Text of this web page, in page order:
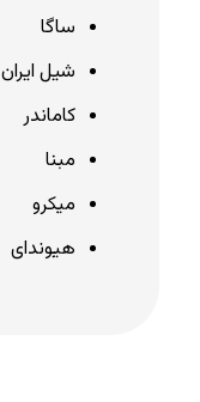
ساگا
شیل ایران
کاماندر
مبنا
میکرو
هیوندای